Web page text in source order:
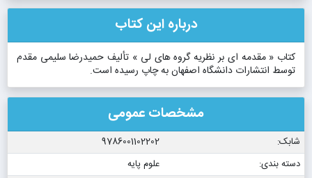
درباره این کتاب
کتاب « مقدمه ای بر نظریه گروه های لی » تألیف حمیدرضا سلیمی مقدم
توسط انتشارات دانشگاه اصفهان به چاپ رسیده است.
مشخصات عمومی
شابک:
9786001102202
دسته بندی:
علوم پایه